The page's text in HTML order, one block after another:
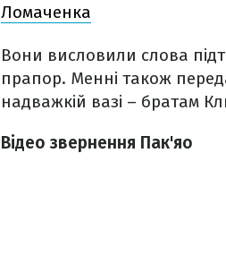
Ломаченка
Вони висловили слова
прапор. Менні також
надважкій вазі – братам
Відео звернення Пак'яо